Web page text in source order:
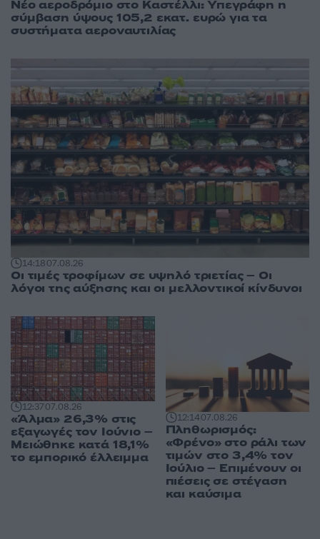
Νέο αεροδρόμιο στο Καστέλλι: Υπεγράφη η
σύμβαση ύψους 105,2 εκατ. ευρώ για τα
συστήματα αεροναυτιλίας
14:1807.08.26
Οι τιμές τροφίμων σε υψηλό τριετίας – Οι
λόγοι της αύξησης και οι μελλοντικοί κίνδυνοι
12:3707.08.26
«Άλμα» 26,3% στις
εξαγωγές τον Ιούνιο –
Μειώθηκε κατά 18,1%
το εμπορικό έλλειμμα
12:1407.08.26
Πληθωρισμός:
«Φρένο» στο ράλι των
τιμών στο 3,4% τον
Ιούλιο – Επιμένουν οι
πιέσεις σε στέγαση
και καύσιμα